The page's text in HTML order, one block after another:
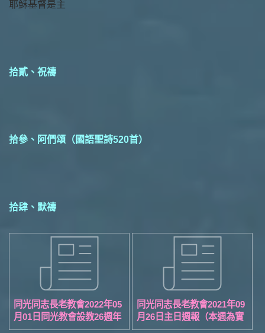
耶穌基督是主
拾貳、祝禱
拾參、阿們頌（國語聖詩520首）
拾肆、默禱
同光同志長老教會2022年05
月01日同光教會設教26週年
紀念主日週報（本週為實體
同光同志長老教會2021年09
月26日主日週報（本週為實
體聚會）